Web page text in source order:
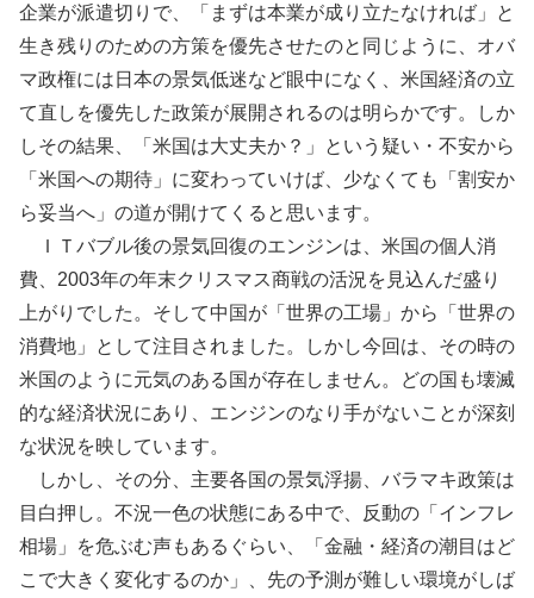
企業が派遣切りで、「まずは本業が成り立たなければ」と
生き残りのための方策を優先させたのと同じように、オバ
マ政権には日本の景気低迷など眼中になく、米国経済の立
て直しを優先した政策が展開されるのは明らかです。しか
しその結果、「米国は大丈夫か？」という疑い・不安から
「米国への期待」に変わっていけば、少なくても「割安か
ら妥当へ」の道が開けてくると思います。
ＩＴバブル後の景気回復のエンジンは、米国の個人消
費、2003年の年末クリスマス商戦の活況を見込んだ盛り
上がりでした。そして中国が「世界の工場」から「世界の
消費地」として注目されました。しかし今回は、その時の
米国のように元気のある国が存在しません。どの国も壊滅
的な経済状況にあり、エンジンのなり手がないことが深刻
な状況を映しています。
しかし、その分、主要各国の景気浮揚、バラマキ政策は
目白押し。不況一色の状態にある中で、反動の「インフレ
相場」を危ぶむ声もあるぐらい、「金融・経済の潮目はど
こで大きく変化するのか」、先の予測が難しい環境がしば